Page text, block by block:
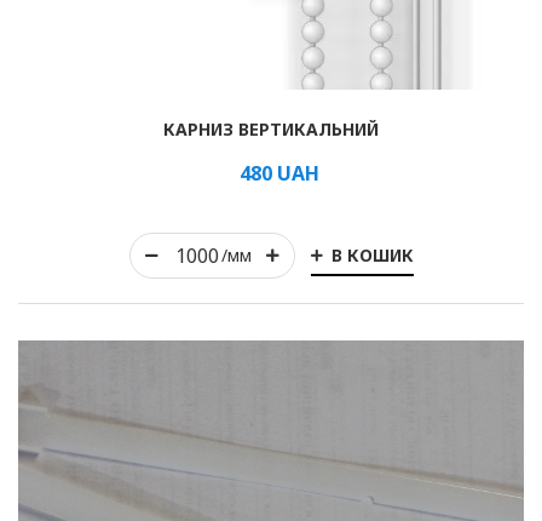
Горизонтальні жалюзі
Римські
/мм В КОШИК
КАРНИЗ ВЕРТИКАЛЬНИЙ
480 UAH